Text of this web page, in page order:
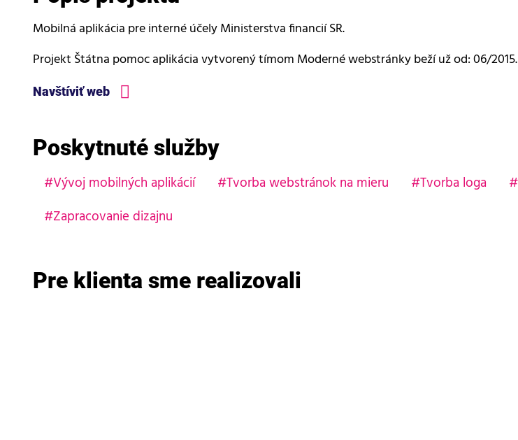
Mobilná aplikácia pre interné účely Ministerstva financií SR.
Projekt Štátna pomoc aplikácia vytvorený tímom Moderné webstránky beží už od: 06/2015.
Navštíviť web
Poskytnuté služby
Vývoj mobilných aplikácií Tvorba webstránok na mieru Tvorba loga
Zapracovanie dizajnu
Pre klienta sme realizovali